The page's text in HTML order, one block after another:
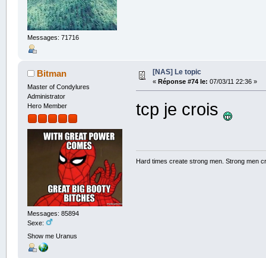
Messages: 71716
Bitman
Master of Condylures
Administrator
Hero Member
Messages: 85894
Sexe:
Show me Uranus
[NAS] Le topic
« Réponse #74 le: 07/03/11 22:36 »
tcp je crois
Hard times create strong men. Strong men